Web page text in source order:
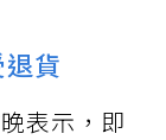
貨
表示，即